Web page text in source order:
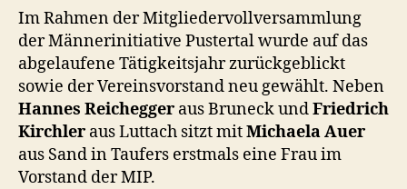
Im Rahmen der Mitgliedervollversammlung
der Männerinitiative Pustertal wurde auf das
abgelaufene Tätigkeitsjahr zurückgeblickt
sowie der Vereinsvorstand neu gewählt. Neben
Hannes Reichegger aus Bruneck undFriedrich
Kirchler aus Luttach sitzt mitMichaela Auer
aus Sand in Taufers erstmals eine Frau im
Vorstand der MIP.